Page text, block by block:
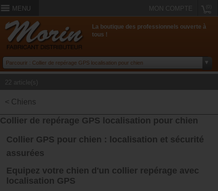
MENU MON COMPTE
La boutique des professionnels ouverte à
tous !
22 article(s)
< Chiens
Collier de repérage GPS localisation pour chien
Collier GPS pour chien : localisation et sécurité
assurées
Equipez votre chien d'un collier repérage avec
localisation GPS